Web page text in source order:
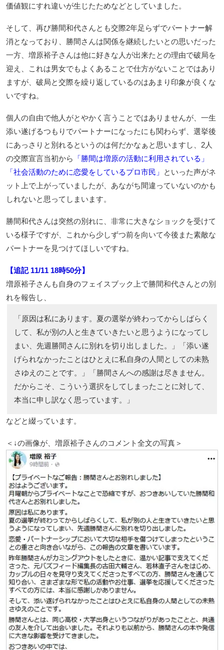
価値観にすれ違いが生じたためなどとしていました。
そして、再び勝間和代さんとも交際2年足らずでパートナー解
消となっており、勝間さんは関係を継続したいとの思いだった
一方、増原裕子さんは他に好きな人が出来たとの理由で破局を
迎え、これは男女でもよくあることで仕方がないことではあり
ますが、破局と交際を繰り返しているのはあまり印象が良くな
いですね。
個人の自由で他人がとやかく言うことではありませんが、一生
添い遂げるつもりでパートナーになったにも関わらず、選挙後
にあっさりと別れるというのは何だかなぁと思いますし、2人
の交際宣言当初から
「勝間は増原の活動に利用されている」
「社会活動のために恋愛をしているプロ市民」
といった声がネ
ット上で上がっていましたが、あながち間違っていないのかも
しれないと思ってしまいます。
勝間和代さんは突然の別れに、非常に大きなショックを受けて
いる様子ですが、これから少しずつ前を向いて今後また素敵な
パートナーを見つけてほしいですね。
【追記 11/11 18時50分】
増原裕子さんも自身のフェイスブック上で勝間和代さんとの別
れを報告し、
「原因は私にあります。夏の選挙が終わってからしばらく
して、私が別の人と生きていきたいと思うようになってし
まい、先週勝間さんに別れを切り出しました。」「添い遂
げられなかったことはひとえに私自身の人間としての未熟
さゆえのことです。」「勝間さんへの感謝は尽きません。
だからこそ、こういう選択をしてしまったことに対して、
本当に申し訳なく思っています。」
などと綴っています。
＜↓の画像が、増原裕子さんのコメント全文の写真＞